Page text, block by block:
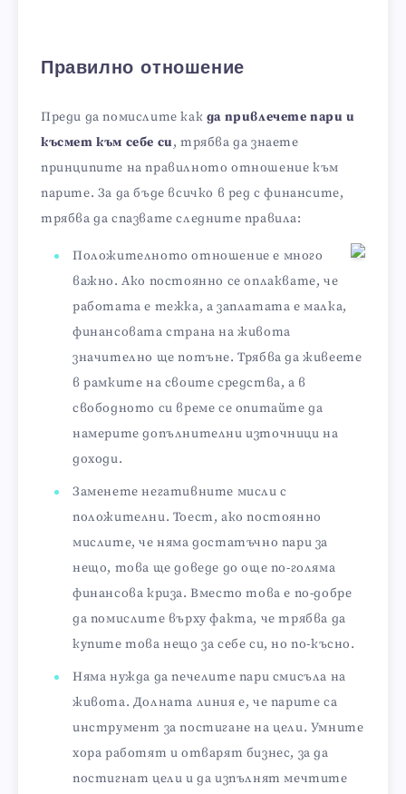
Правилно отношение
Преди да помислите как да привлечете пари и
късмет към себе си, трябва да знаете
принципите на правилното отношение към
парите. За да бъде всичко в ред с финансите,
трябва да спазвате следните правила:
Положителното отношение е много
важно. Ако постоянно се оплаквате, че
работата е тежка, а заплатата е малка,
финансовата страна на живота
значително ще потъне. Трябва да живеете
в рамките на своите средства, а в
свободното си време се опитайте да
намерите допълнителни източници на
доходи.
Заменете негативните мисли с
положителни. Тоест, ако постоянно
мислите, че няма достатъчно пари за
нещо, това ще доведе до още по-голяма
финансова криза. Вместо това е по-добре
да помислите върху факта, че трябва да
купите това нещо за себе си, но по-късно.
Няма нужда да печелите пари смисъла на
живота. Долната линия е, че парите са
инструмент за постигане на цели. Умните
хора работят и отварят бизнес, за да
постигнат цели и да изпълнят мечтите